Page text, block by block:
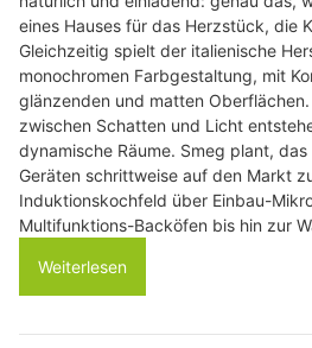
eines Hauses für das Herzstück, die
Gleichzeitig spielt der italienische
monochromen Farbgestaltung, mit
glänzenden und matten
zwischen Schatten und Licht
dynamische Räume. Smeg plant,
Geräten schrittweise auf den Markt
Induktionskochfeld über Einbau-
Multifunktions-Backöfen bis hin zur
Weiterlesen